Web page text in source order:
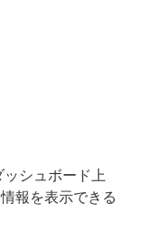
シュボード上
報を表示できる